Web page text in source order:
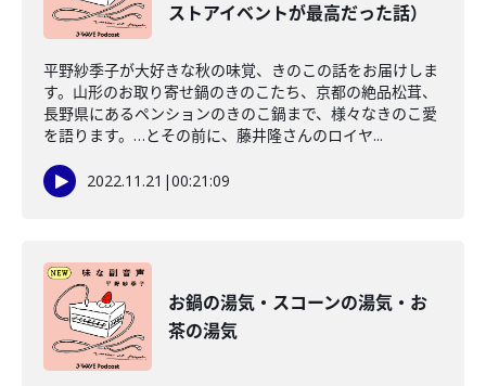
ストアイベントが最高だった話）
平野紗季子が大好きな秋の味覚、きのこの話をお届けしま
す。山形のお取り寄せ鍋のきのこたち、京都の絶品松茸、
長野県にあるペンションのきのこ鍋まで、様々なきのこ愛
を語ります。…とその前に、藤井隆さんのロイヤ...
2022.11.21 |00:21:09
お鍋の湯気・スコーンの湯気・お
茶の湯気